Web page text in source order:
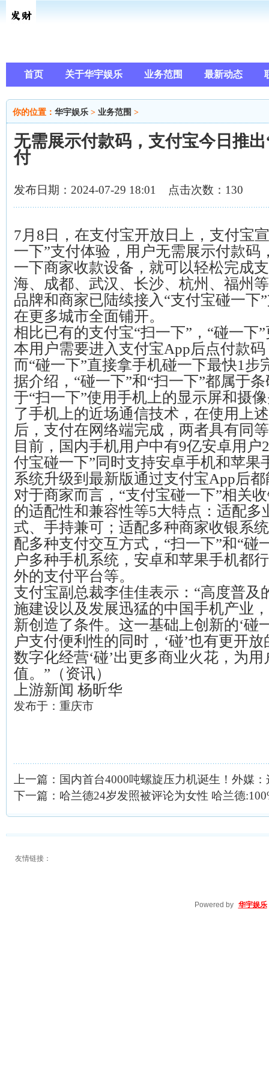
首页 关于华宇娱乐 业务范围 最新动态
你的位置： 华宇娱乐 > 业务范围 >
无需展示付款码，支付宝今日推
付
发布日期：2024-07-29 18:01 点击次数：130
7月8日，在支付宝开放日上，支付宝
一下”支付体验，用户无需展示付款码
一下商家收款设备，就可以轻松完成
海、成都、武汉、长沙、杭州、福州
品牌和商家已陆续接入“支付宝碰一下
在更多城市全面铺开。
相比已有的支付宝“扫一下”，“碰一下
本用户需要进入支付宝App后点付款
而“碰一下”直接拿手机碰一下最快1步
据介绍，“碰一下”和“扫一下”都属于
于“扫一下”使用手机上的显示屏和摄
了手机上的近场通信技术，在使用上
后，支付在网络端完成，两者具有同
目前，国内手机用户中有9亿安卓用户
付宝碰一下”同时支持安卓手机和苹果
系统升级到最新版通过支付宝App后都
对于商家而言，“支付宝碰一下”相关
的适配性和兼容性等5大特点：适配多
式、手持兼可；适配多种商家收银系
配多种支付交互方式，“扫一下”和“碰
户多种手机系统，安卓和苹果手机都
外的支付平台等。
支付宝副总裁李佳佳表示：“高度普及
施建设以及发展迅猛的中国手机产业
新创造了条件。这一基础上创新的‘碰
户支付便利性的同时，‘碰’也有更开
数字化经营‘碰’出更多商业火花，为
值。”（资讯）
上游新闻 杨昕华
发布于：重庆市
上一篇： 国内首台4000吨螺旋压力机诞生！外媒
下一篇： 哈兰德24岁发照被评论为女性 哈兰德
友情链接：
Powered by 华宇娱乐